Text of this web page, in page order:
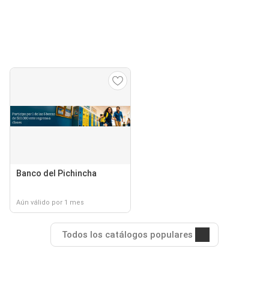
Banco del Pichincha
Aún válido por 1 mes
Todos los catálogos populares